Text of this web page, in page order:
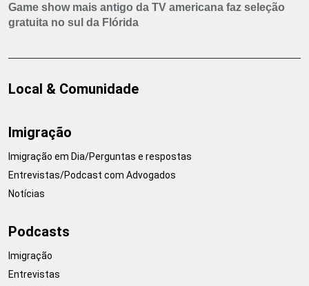
Game show mais antigo da TV americana faz seleção
gratuita no sul da Flórida
Local & Comunidade
Imigração
Imigração em Dia/Perguntas e respostas
Entrevistas/Podcast com Advogados
Notícias
Podcasts
Imigração
Entrevistas